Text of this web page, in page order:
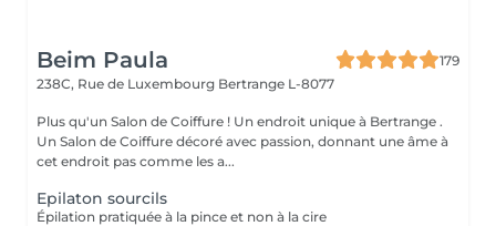
Beim Paula
179
238C, Rue de Luxembourg Bertrange L-8077
Plus qu'un Salon de Coiffure ! Un endroit unique à Bertrange .
Un Salon de Coiffure décoré avec passion, donnant une âme à
cet endroit pas comme les a...
Epilaton sourcils
Épilation pratiquée à la pince et non à la cire